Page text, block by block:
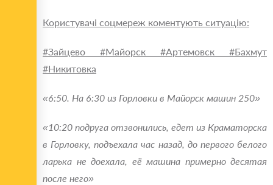
Користувачі соцмереж коментують ситуацію:
#Зайцево #Майорск #Артемовск #Бахмут
#Никитовка
«6:50. На 6:30 из Горловки в Майорск машин 250»
«10:20 подруга отзвонились, едет из Краматорска
в Горловку, подъехала час назад, до первого белого
ларька не доехала, её машина примерно десятая
после него»